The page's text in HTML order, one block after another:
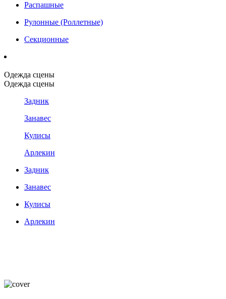
Распашные
Рулонные (Роллетные)
Секционные
Одежда сцены
Одежда сцены
Задник
Занавес
Кулисы
Арлекин
Задник
Занавес
Кулисы
Арлекин